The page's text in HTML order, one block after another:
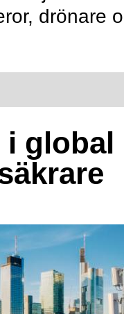
drönare
i global